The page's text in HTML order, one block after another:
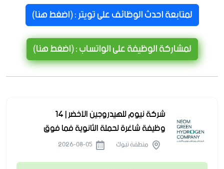
لمتابعة احدث الوظائف على تويتر : (اضغط هنا)
لمشاركة الوظيفة على الواتساب : (اضغط هنا)
شركة نيوم للهيدروجين الأخضر | 14
وظيفة شاغرة لحملة الثانوية فما فوق
منطقة تبوك